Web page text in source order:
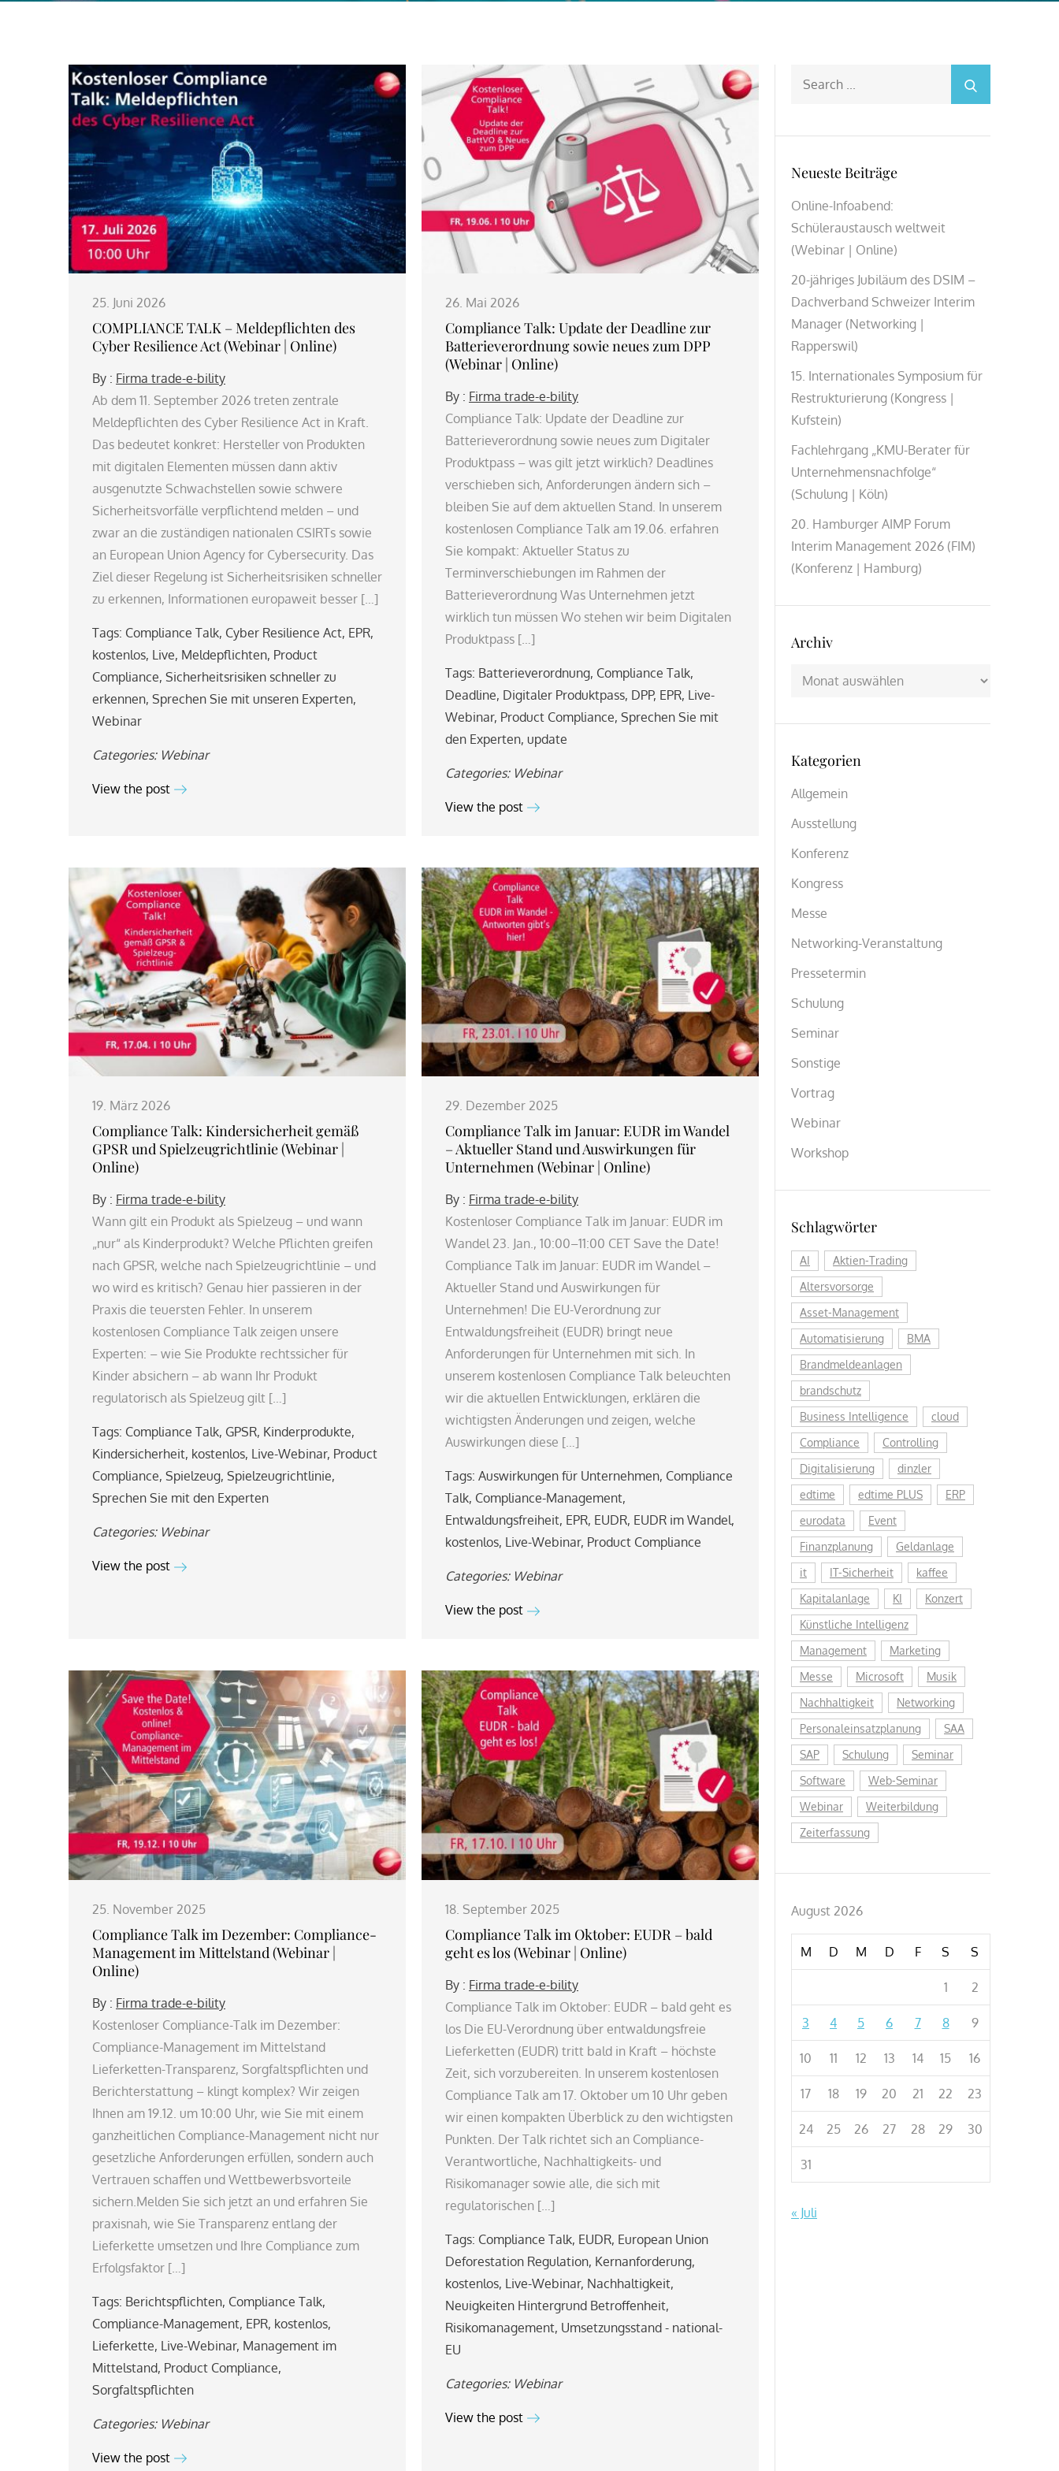
25. Juni 2026
COMPLIANCE TALK – Meldepflichten des
Cyber Resilience Act (Webinar | Online)
By : Firma trade-e-bility
Ab dem 11. September 2026 treten zentrale
Meldepflichten des Cyber Resilience Act in Kraft.
Das bedeutet konkret: Hersteller von Produkten
mit digitalen Elementen müssen dann aktiv
ausgenutzte Schwachstellen sowie schwere
Sicherheitsvorfälle verpflichtend melden – und
zwar an die zuständigen nationalen CSIRTs sowie
an European Union Agency for Cybersecurity. Das
Ziel dieser Regelung ist Sicherheitsrisiken schneller
zu erkennen, Informationen europaweit besser […]
Tags: Compliance Talk, Cyber Resilience Act, EPR,
kostenlos, Live, Meldepflichten, Product
Compliance, Sicherheitsrisiken schneller zu
erkennen, Sprechen Sie mit unseren Experten,
Webinar
Categories: Webinar
View the post
26. Mai 2026
Compliance Talk: Update der Deadline zur
Batterieverordnung sowie neues zum DPP
(Webinar | Online)
By : Firma trade-e-bility
Compliance Talk: Update der Deadline zur
Batterieverordnung sowie neues zum Digitaler
Produktpass – was gilt jetzt wirklich? Deadlines
verschieben sich, Anforderungen ändern sich –
bleiben Sie auf dem aktuellen Stand. In unserem
kostenlosen Compliance Talk am 19.06. erfahren
Sie kompakt: Aktueller Status zu
Terminverschiebungen im Rahmen der
Batterieverordnung Was Unternehmen jetzt
wirklich tun müssen Wo stehen wir beim Digitalen
Produktpass […]
Tags: Batterieverordnung, Compliance Talk,
Deadline, Digitaler Produktpass, DPP, EPR, Live-
Webinar, Product Compliance, Sprechen Sie mit
den Experten, update
Categories: Webinar
View the post
19. März 2026
Compliance Talk: Kindersicherheit gemäß
GPSR und Spielzeugrichtlinie (Webinar |
Online)
By : Firma trade-e-bility
Wann gilt ein Produkt als Spielzeug – und wann
„nur“ als Kinderprodukt? Welche Pflichten greifen
nach GPSR, welche nach Spielzeugrichtlinie – und
wo wird es kritisch? Genau hier passieren in der
Praxis die teuersten Fehler. In unserem
kostenlosen Compliance Talk zeigen unsere
Experten: – wie Sie Produkte rechtssicher für
Kinder absichern – ab wann Ihr Produkt
regulatorisch als Spielzeug gilt […]
Tags: Compliance Talk, GPSR, Kinderprodukte,
Kindersicherheit, kostenlos, Live-Webinar, Product
Compliance, Spielzeug, Spielzeugrichtlinie,
Sprechen Sie mit den Experten
Categories: Webinar
View the post
29. Dezember 2025
Compliance Talk im Januar: EUDR im Wandel
– Aktueller Stand und Auswirkungen für
Unternehmen (Webinar | Online)
By : Firma trade-e-bility
Kostenloser Compliance Talk im Januar: EUDR im
Wandel 23. Jan., 10:00–11:00 CET Save the Date!
Compliance Talk im Januar: EUDR im Wandel –
Aktueller Stand und Auswirkungen für
Unternehmen! Die EU-Verordnung zur
Entwaldungsfreiheit (EUDR) bringt neue
Anforderungen für Unternehmen mit sich. In
unserem kostenlosen Compliance Talk beleuchten
wir die aktuellen Entwicklungen, erklären die
wichtigsten Änderungen und zeigen, welche
Auswirkungen diese […]
Tags: Auswirkungen für Unternehmen, Compliance
Talk, Compliance-Management,
Entwaldungsfreiheit, EPR, EUDR, EUDR im Wandel,
kostenlos, Live-Webinar, Product Compliance
Categories: Webinar
View the post
25. November 2025
Compliance Talk im Dezember: Compliance-
Management im Mittelstand (Webinar |
Online)
By : Firma trade-e-bility
Kostenloser Compliance-Talk im Dezember:
Compliance-Management im Mittelstand
Lieferketten-Transparenz, Sorgfaltspflichten und
Berichterstattung – klingt komplex? Wir zeigen
Ihnen am 19.12. um 10:00 Uhr, wie Sie mit einem
ganzheitlichen Compliance-Management nicht nur
gesetzliche Anforderungen erfüllen, sondern auch
Vertrauen schaffen und Wettbewerbsvorteile
sichern.Melden Sie sich jetzt an und erfahren Sie
praxisnah, wie Sie Transparenz entlang der
Lieferkette umsetzen und Ihre Compliance zum
Erfolgsfaktor […]
Tags: Berichtspflichten, Compliance Talk,
Compliance-Management, EPR, kostenlos,
Lieferkette, Live-Webinar, Management im
Mittelstand, Product Compliance,
Sorgfaltspflichten
Categories: Webinar
View the post
18. September 2025
Compliance Talk im Oktober: EUDR – bald
geht es los (Webinar | Online)
By : Firma trade-e-bility
Compliance Talk im Oktober: EUDR – bald geht es
los Die EU-Verordnung über entwaldungsfreie
Lieferketten (EUDR) tritt bald in Kraft – höchste
Zeit, sich vorzubereiten. In unserem kostenlosen
Compliance Talk am 17. Oktober um 10 Uhr geben
wir einen kompakten Überblick zu den wichtigsten
Punkten. Der Talk richtet sich an Compliance-
Verantwortliche, Nachhaltigkeits- und
Risikomanager sowie alle, die sich mit
regulatorischen […]
Tags: Compliance Talk, EUDR, European Union
Deforestation Regulation, Kernanforderung,
kostenlos, Live-Webinar, Nachhaltigkeit,
Neuigkeiten Hintergrund Betroffenheit,
Risikomanagement, Umsetzungsstand - national-
EU
Categories: Webinar
View the post
Neueste Beiträge
Online-Infoabend:
Schüleraustausch weltweit
(Webinar | Online)
20-jähriges Jubiläum des DSIM –
Dachverband Schweizer Interim
Manager (Networking |
Rapperswil)
15. Internationales Symposium für
Restrukturierung (Kongress |
Kufstein)
Fachlehrgang „KMU-Berater für
Unternehmensnachfolge“
(Schulung | Köln)
20. Hamburger AIMP Forum
Interim Management 2026 (FIM)
(Konferenz | Hamburg)
Archiv
Archiv
Kategorien
Allgemein
Ausstellung
Konferenz
Kongress
Messe
Networking-Veranstaltung
Pressetermin
Schulung
Seminar
Sonstige
Vortrag
Webinar
Workshop
Schlagwörter
AI
Aktien-Trading
Altersvorsorge
Asset-Management
Automatisierung
BMA
Brandmeldeanlagen
brandschutz
Business Intelligence
cloud
Compliance
Controlling
Digitalisierung
dinzler
edtime
edtime PLUS
ERP
eurodata
Event
Finanzplanung
Geldanlage
it
IT-Sicherheit
kaffee
Kapitalanlage
KI
Konzert
Künstliche Intelligenz
Management
Marketing
Messe
Microsoft
Musik
Nachhaltigkeit
Networking
Personaleinsatzplanung
SAA
SAP
Schulung
Seminar
Software
Web-Seminar
Webinar
Weiterbildung
Zeiterfassung
August 2026
M D M D F S S
1 2
3 4 5 6 7 8 9
10 11 12 13 14 15 16
17 18 19 20 21 22 23
24 25 26 27 28 29 30
31
« Juli